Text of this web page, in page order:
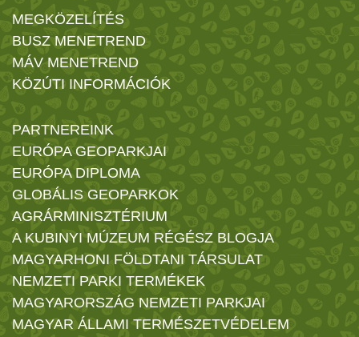
MEGKÖZELÍTÉS
BUSZ MENETREND
MÁV MENETREND
KÖZÚTI INFORMÁCIÓK
PARTNEREINK
EURÓPA GEOPARKJAI
EURÓPA DIPLOMA
GLOBÁLIS GEOPARKOK
AGRÁRMINISZTÉRIUM
A KUBINYI MÚZEUM RÉGÉSZ BLOGJA
MAGYARHONI FÖLDTANI TÁRSULAT
NEMZETI PARKI TERMÉKEK
MAGYARORSZÁG NEMZETI PARKJAI
MAGYAR ÁLLAMI TERMÉSZETVÉDELEM